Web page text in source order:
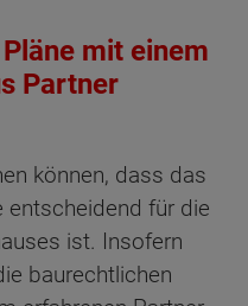
mit einem
Partner
können, dass das
entscheidend für die
ist. Insofern
baurechtlichen